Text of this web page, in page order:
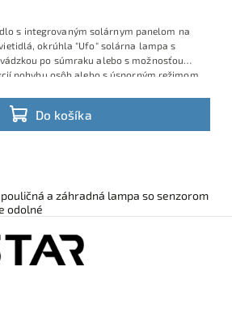
Do košíka
s integrovaným solárnym panelom na
okrúhla "Ufo" solárna lampa s
po súmraku alebo s možnosťou
pohybu osôb alebo s úsporným režimom
a záhradná lampa so senzorom
odolné